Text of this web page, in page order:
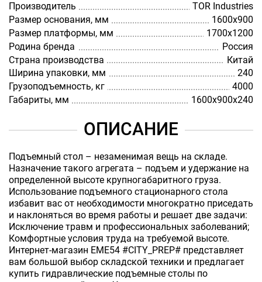
Производитель
TOR Industries
Размер основания, мм
1600х900
Размер платформы, мм
1700х1200
Родина бренда
Россия
Страна производства
Китай
Ширина упаковки, мм
240
Грузоподъемность, кг
4000
Габариты, мм
1600х900х240
ОПИСАНИЕ
Подъемный стол – незаменимая вещь на складе.
Назначение такого агрегата – подъем и удержание на
определенной высоте крупногабаритного груза.
Использование подъемного стационарного стола
избавит вас от необходимости многократно приседать
и наклоняться во время работы и решает две задачи:
Исключение травм и профессиональных заболеваний;
Комфортные условия труда на требуемой высоте.
Интернет-магазин EME54 #CITY_PREP# представляет
вам большой выбор складской техники и предлагает
купить гидравлические подъемные столы по